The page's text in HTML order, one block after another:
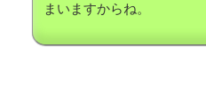
まいますからね。